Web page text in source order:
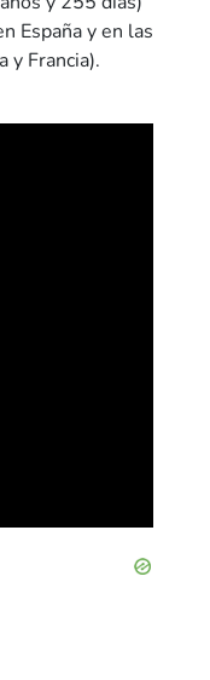
España y en las
y Francia).